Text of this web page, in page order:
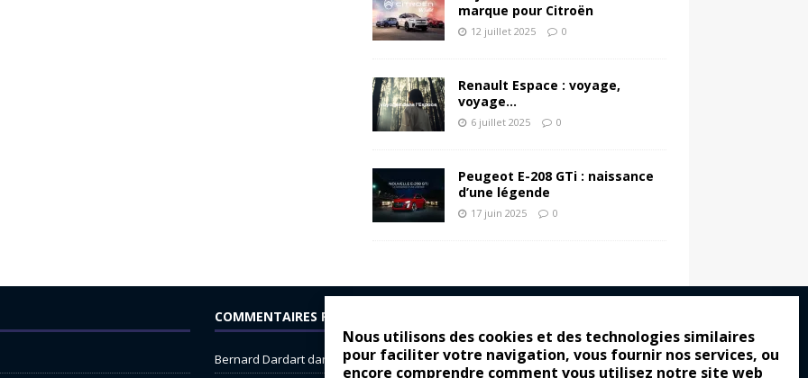
Nous utilisons des cookies et des technologies similaires
pour faciliter votre navigation, vous fournir nos services, ou
encore comprendre comment vous utilisez notre site web
marque pour Citroën
12 juillet 2025 0
Renault Espace : voyage,
voyage…
6 juillet 2025 0
Peugeot E-208 GTi : naissance
d’une légende
17 juin 2025 0
COMMENTAIRES RÉCENTS
Bernard Dardartdans Dacia Sandero : pour les gens vrais